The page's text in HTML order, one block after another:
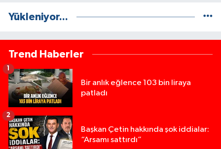
Yükleniyor...
Trend Haberler
Bir anlık eğlence 103 bin liraya
patladı
1
Başkan Çetin hakkında şok iddialar:
“Arsamı sattırdı”
2